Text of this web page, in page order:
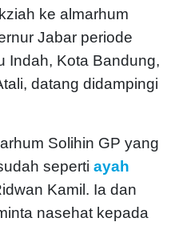
ke almarhum
Jabar periode
Indah, Kota Bandung,
datang didampingi
Solihin GP yang
seperti ayah
Kamil. Ia dan
nasehat kepada